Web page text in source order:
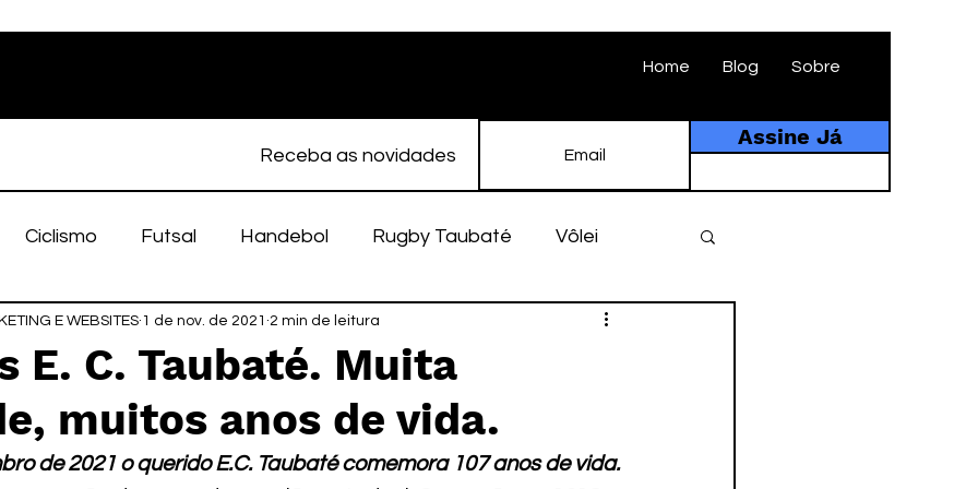
Home Blog Sobre
Receba as novidades
Assine Já
Ciclismo Futsal Handebol Rugby Taubaté Vôlei
Feminino Atletismo EC Taubaté História
Taubaté Fut7 Rugby Fut7 futebol amador
E. C. Taubaté. Muita
muitos anos de vida.
E WEBSITES 1 de nov. de 2021 2 min de leitura
de 2021 o querido E.C. Taubaté comemora 107 anos de vida.